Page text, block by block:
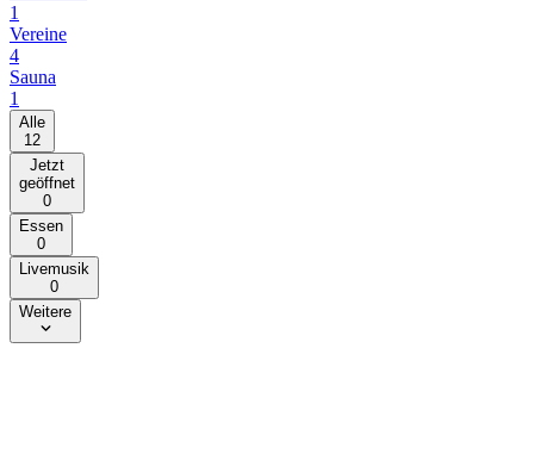
1
Vereine
4
Sauna
1
Alle
12
Jetzt
geöffnet
0
Essen
0
Livemusik
0
Weitere